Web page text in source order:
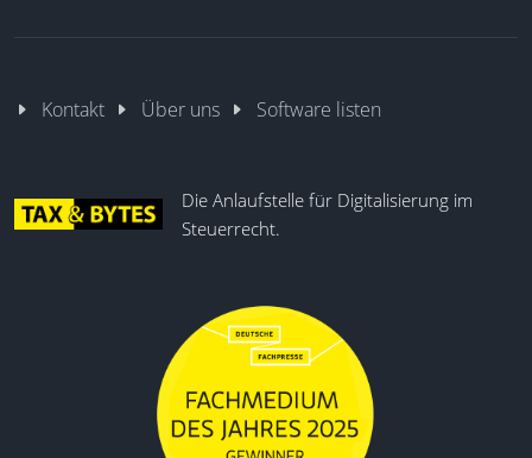
Kontakt Über uns Software listen
Die Anlaufstelle für Digitalisierung im
Steuerrecht.